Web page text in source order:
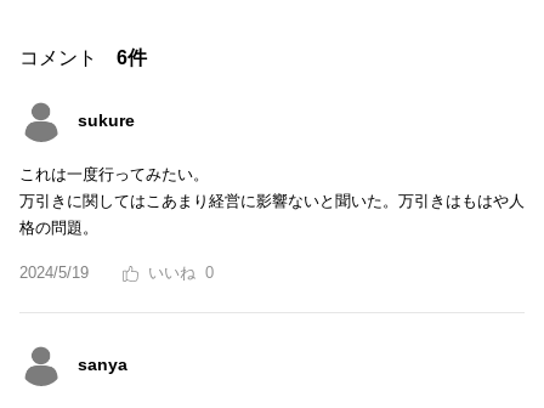
コメント 6件
sukure
これは一度行ってみたい。
万引きに関してはこあまり経営に影響ないと聞いた。万引きはもはや人
格の問題。
2024/5/19 0
sanya